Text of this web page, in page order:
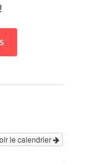
le calendrier